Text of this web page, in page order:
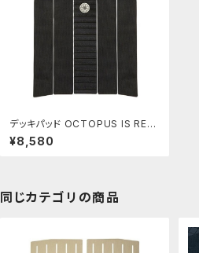
デッキパッド OCTOPUS IS REA
L CHIPPA WILSON FRONT
DECK OCTO GRIP チッパ
¥8,580
同じカテゴリの商品